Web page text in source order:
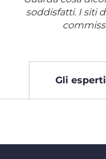
soddisfatti. I siti
Gli esperti